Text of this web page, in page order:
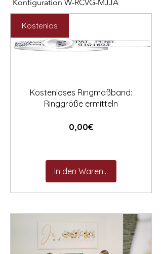
Konfiguration W-RCVG-MJJA
Preis
2.531,00 €
Preis
Kostenlos
Kostenloses Ringmaßband:
Ringgröße ermitteln
0,00€Preis
In den Warenkorb